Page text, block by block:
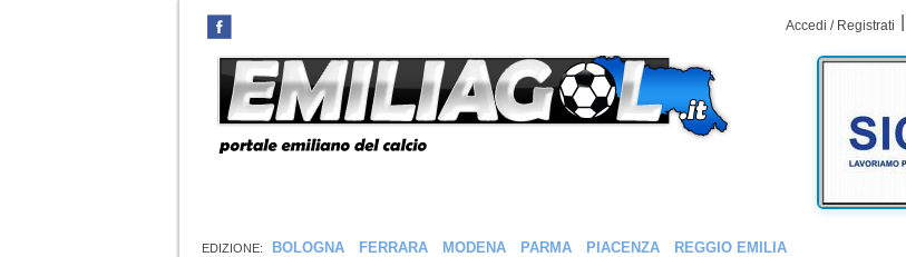
Accedi / Registrati
EDIZIONE: BOLOGNA FERRARA MODENA PARMA PIACENZA REGGIO EMILIA